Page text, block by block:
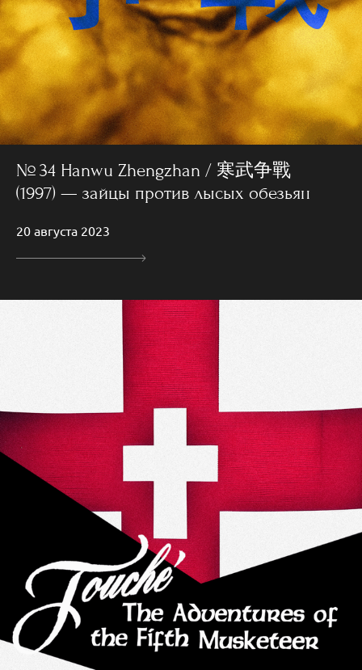
№ 34 Hanwu Zhengzhan / 寒武争戰
(1997) — зайцы против лысых обезьян
20 августа 2023